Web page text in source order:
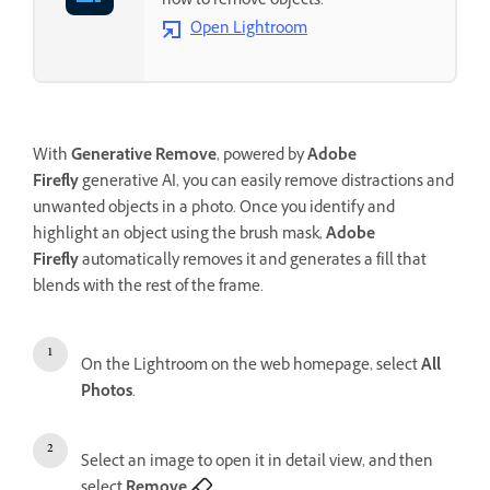
Open Lightroom
WithGenerative Remove, powered byAdobe
Fireflygenerative AI, you can easily remove distractions and
unwanted objects in a photo. Once you identify and
highlight an object using the brush mask,Adobe
Fireflyautomatically removes it and generates a fill that
blends with the rest of the frame.
On the Lightroom on the web homepage, selectAll
Photos.
Select an image to open it in detail view, and then